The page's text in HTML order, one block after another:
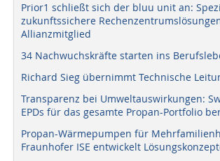
Prior1 schließt sich der bluu unit an:
zukunftssichere
Allianzmitglied
34 Nachwuchskräfte starten ins
Richard Sieg übernimmt Technische
Transparenz bei Umweltauswirkungen:
EPDs für das gesamte Propan-Portfolio
Propan-Wärmepumpen für
Fraunhofer ISE entwickelt